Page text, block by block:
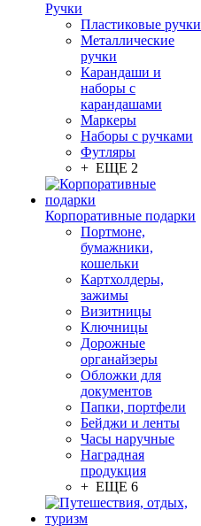
Ручки
Пластиковые ручки
Металлические
ручки
Карандаши и
наборы с
карандашами
Маркеры
Наборы с ручками
Футляры
+ ЕЩЕ 2
Корпоративные подарки
Портмоне,
бумажники,
кошельки
Картхолдеры,
зажимы
Визитницы
Ключницы
Дорожные
органайзеры
Обложки для
документов
Папки, портфели
Бейджи и ленты
Часы наручные
Наградная
продукция
+ ЕЩЕ 6